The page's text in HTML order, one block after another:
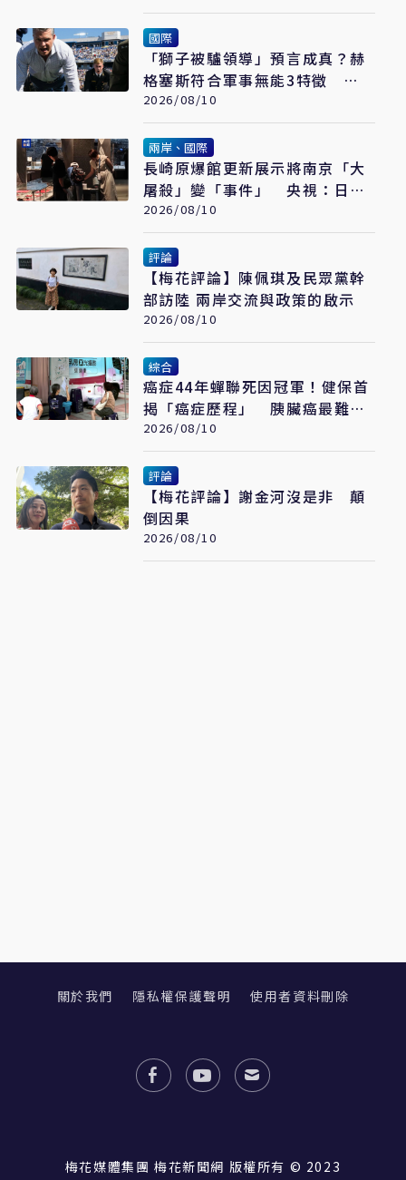
國際
「獅子被驢領導」預言成真？赫
格塞斯符合軍事無能3特徵
《軍事無能心理學》半世紀後受
矚目
2026/08/10
兩岸、國際
長崎原爆館更新展示將南京「大
屠殺」變「事件」 央視：日本
又在偷改歷史
2026/08/10
評論
【梅花評論】陳佩琪及民眾黨幹
部訪陸 兩岸交流與政策的啟示
2026/08/10
綜合
癌症44年蟬聯死因冠軍！健保首
揭「癌症歷程」 胰臟癌最難
治、肺癌驚見院際差41.8個百分
點
2026/08/10
評論
【梅花評論】謝金河沒是非 顛
倒因果
2026/08/10
關於我們 隱私權保護聲明 使用者資料刪除
梅花媒體集團 梅花新聞網 版權所有 © 2023